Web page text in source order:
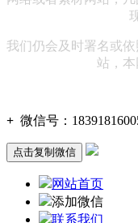
我们仍会及时署名或
站，本
+ 微信号：
点击复制微信
网站首页
添加微信
联系我们